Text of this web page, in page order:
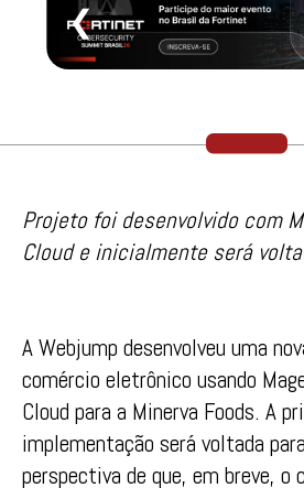
❮
Projeto foi desenvolvido com
Cloud e inicialmente será
A Webjump desenvolveu uma
comércio eletrônico usando
Cloud para a Minerva Foods. A
implementação será voltada
perspectiva de que, em breve, o